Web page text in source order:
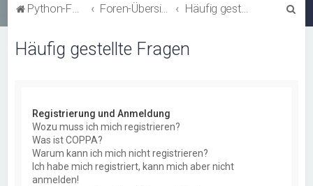
Python-Forum.de Foren-Übersicht
Häufig gestellte Fragen
Registrierung und Anmeldung
Wozu muss ich mich registrieren?
Was ist COPPA?
Warum kann ich mich nicht registrieren?
Ich habe mich registriert, kann mich aber nicht
anmelden!